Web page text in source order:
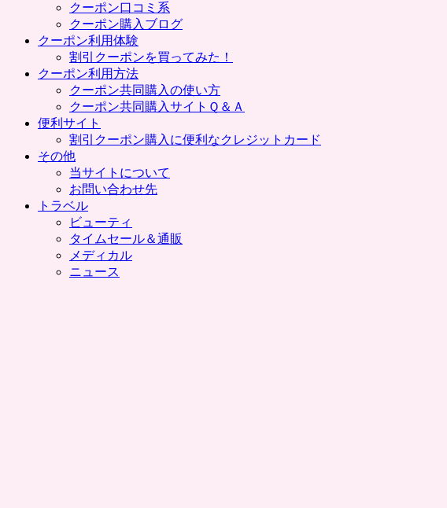
クーポン口コミ系
クーポン購入ブログ
クーポン利用体験
割引クーポンを買ってみた！
クーポン利用方法
クーポン共同購入の使い方
クーポン共同購入サイトＱ＆Ａ
便利サイト
割引クーポン購入に便利なクレジットカード
その他
当サイトについて
お問い合わせ先
トラベル
ビューティ
タイムセール＆通販
メディカル
ニュース